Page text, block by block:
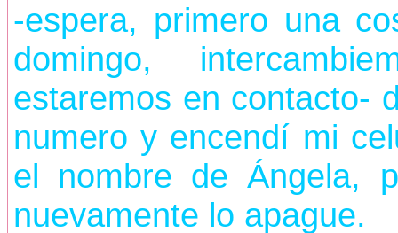
-espera, primero una
domingo,
estaremos en contacto-
numero y encendí mi
el nombre de Ángela,
nuevamente lo apague.